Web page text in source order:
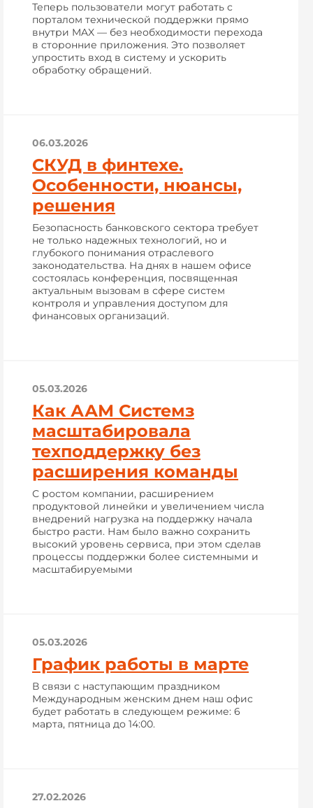
Теперь пользователи могут работать с
порталом технической поддержки прямо
внутри MAX — без необходимости перехода
в сторонние приложения. Это позволяет
упростить вход в систему и ускорить
обработку обращений.
06.03.2026
СКУД в финтехе.
Особенности, нюансы,
решения
Безопасность банковского сектора требует
не только надежных технологий, но и
глубокого понимания отраслевого
законодательства. На днях в нашем офисе
состоялась конференция, посвященная
актуальным вызовам в сфере систем
контроля и управления доступом для
финансовых организаций.
05.03.2026
Как ААМ Системз
масштабировала
техподдержку без
расширения команды
С ростом компании, расширением
продуктовой линейки и увеличением числа
внедрений нагрузка на поддержку начала
быстро расти. Нам было важно сохранить
высокий уровень сервиса, при этом сделав
процессы поддержки более системными и
масштабируемыми
05.03.2026
График работы в марте
В связи с наступающим праздником
Международным женским днем наш офис
будет работать в следующем режиме: 6
марта, пятница до 14:00.
27.02.2026